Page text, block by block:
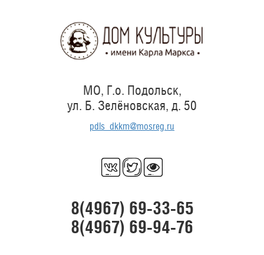
МО, Г.о. Подольск,
ул. Б. Зелёновская, д. 50
pdls_dkkm@mosreg.ru
8(4967) 69-33-65
8(4967) 69-94-76